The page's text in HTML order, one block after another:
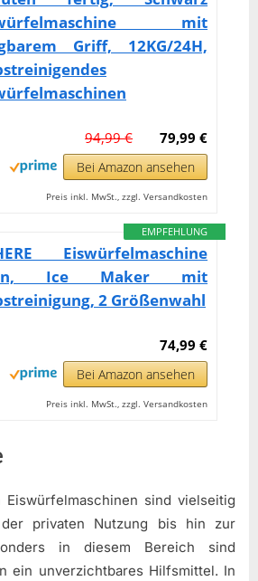
mit
Griff, 12KG/24H,
79,99 €
94,99 €
Bei Amazon ansehen
Preis inkl. MwSt., zzgl. Versandkosten
EMPFEHLUNG
Eiswürfelmaschine
Ice Maker mit
2 Größenwahl
74,99 €
Bei Amazon ansehen
Preis inkl. MwSt., zzgl. Versandkosten
Eiswürfelmaschinen sind vielseitig
privaten Nutzung bis hin zur
in diesem Bereich sind
ein unverzichtbares Hilfsmittel. In